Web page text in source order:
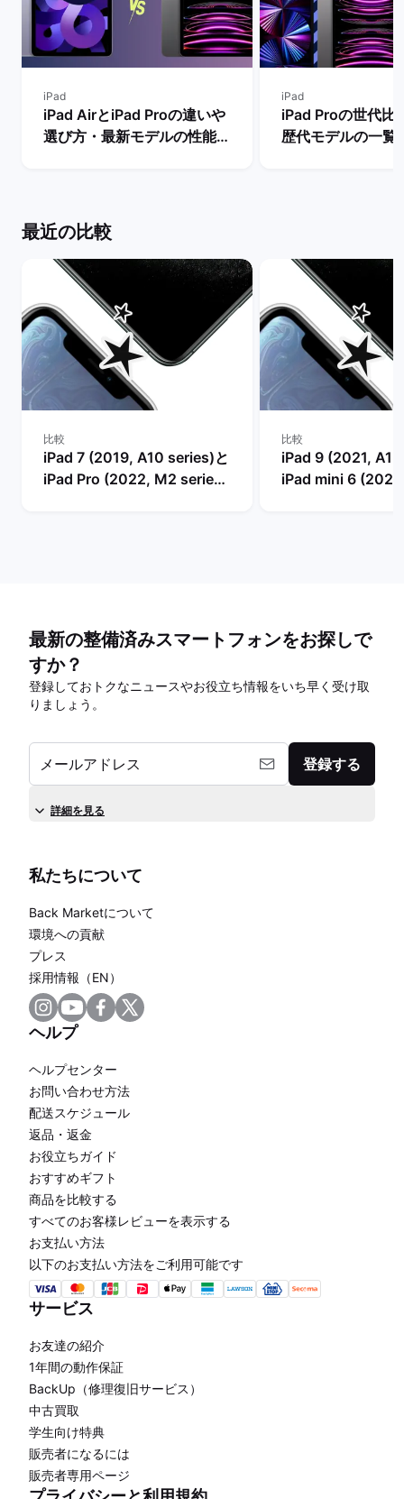
iPad
iPad AirとiPad Proの違いや
選び方・最新モデルの性能を
iPad
iPad Proの世代比
歴代モデルの一覧
最近の比較
比較
iPad 7 (2019, A10 series)と
iPad Pro (2022, M2 series)
比較
iPad 9 (2021,
iPad mini 6
最新の整備済みスマートフォンをお探しで
すか？
登録しておトクなニュースやお役立ち情報をいち早く受け取
りましょう。
メールアドレス 登録する
詳細を見る
私たちについて
Back Marketについて
環境への貢献
プレス
採用情報（EN）
ヘルプ
ヘルプセンター
お問い合わせ方法
配送スケジュール
返品・返金
お役立ちガイド
おすすめギフト
商品を比較する
すべてのお客様レビューを表示する
お支払い方法
以下のお支払い方法をご利用可能です
サービス
お友達の紹介
1年間の動作保証
BackUp（修理復旧サービス）
中古買取
学生向け特典
販売者になるには
販売者専用ページ